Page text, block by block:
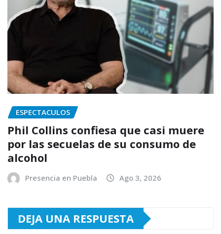
ESPECTACULOS
Phil Collins confiesa que casi muere
por las secuelas de su consumo de
alcohol
Presencia en Puebla Ago 3, 2026
DEJA UNA RESPUESTA